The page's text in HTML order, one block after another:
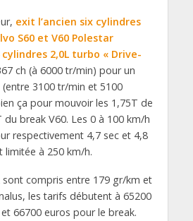
exit l’ancien six cylindres
S60 et V60 Polestar
cylindres 2,0L turbo « Drive-
ch (à 6000 tr/min) pour un
3100 tr/min et 5100
ça pour mouvoir les 1,75T de
du break V60. Les 0 à 100 km/h
respectivement 4,7 sec et 4,8
limitée à 250 km/h.
sont compris entre 179 gr/km et
les tarifs débutent à 65200
66700 euros pour le break.